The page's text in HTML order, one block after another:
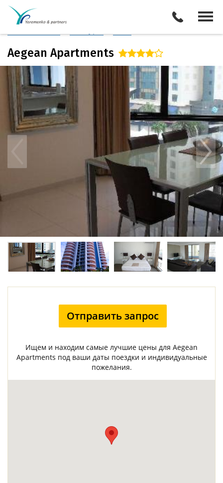
Австралия
Описание отеля
Aegean Apartments
Отправить запрос
Ищем и находим самые лучшие цены для Aegean
Apartments под ваши даты поездки и индивидуальные
пожелания.